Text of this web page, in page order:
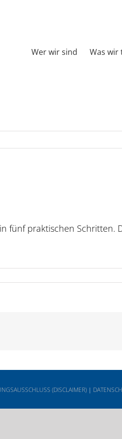
Wer wir sind Was wir
fünf praktischen Schritten.
(DISCLAIMER) |